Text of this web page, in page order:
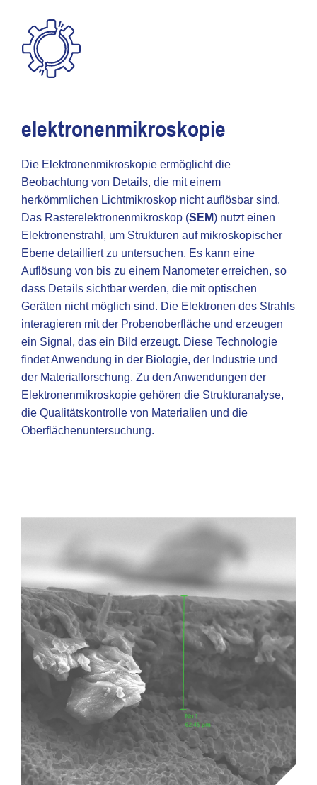
elektronenmikroskopie
Die Elektronenmikroskopie ermöglicht die
Beobachtung von Details, die mit einem
herkömmlichen Lichtmikroskop nicht auflösbar sind.
Das Rasterelektronenmikroskop (SEM) nutzt einen
Elektronenstrahl, um Strukturen auf mikroskopischer
Ebene detailliert zu untersuchen. Es kann eine
Auflösung von bis zu einem Nanometer erreichen, so
dass Details sichtbar werden, die mit optischen
Geräten nicht möglich sind. Die Elektronen des Strahls
interagieren mit der Probenoberfläche und erzeugen
ein Signal, das ein Bild erzeugt. Diese Technologie
findet Anwendung in der Biologie, der Industrie und
der Materialforschung. Zu den Anwendungen der
Elektronenmikroskopie gehören die Strukturanalyse,
die Qualitätskontrolle von Materialien und die
Oberflächenuntersuchung.